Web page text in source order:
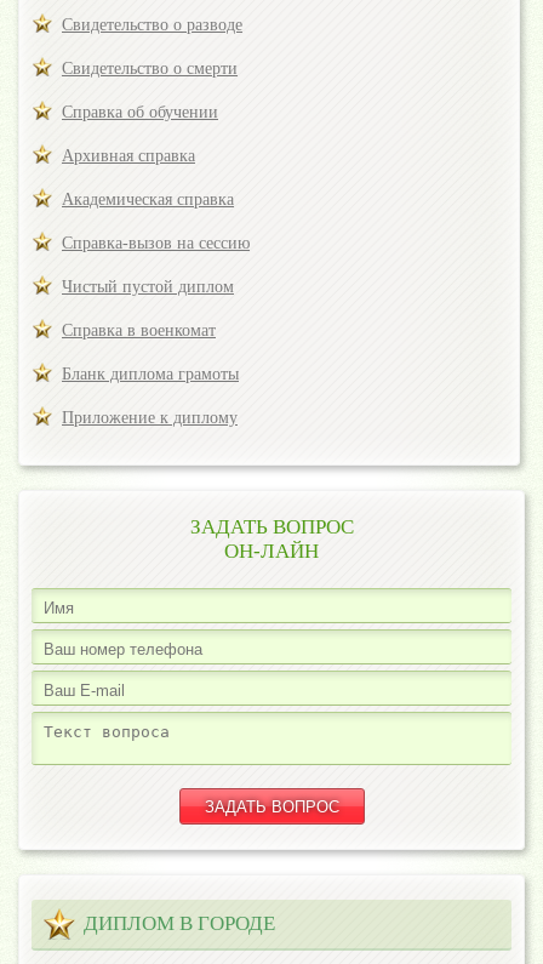
Свидетельство о разводе
Свидетельство о смерти
Справка об обучении
Архивная справка
Академическая справка
Справка-вызов на сессию
Чистый пустой диплом
Справка в военкомат
Бланк диплома грамоты
Приложение к диплому
ЗАДАТЬ ВОПРОС
ОН-ЛАЙН
ДИПЛОМ В ГОРОДЕ